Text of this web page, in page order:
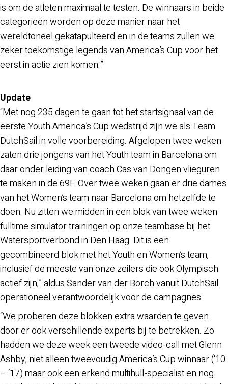
is om de atleten maximaal te testen. De winnaars in beide
categorieën worden op deze manier naar het
wereldtoneel gekatapulteerd en in de teams zullen we
zeker toekomstige legends van America’s Cup voor het
eerst in actie zien komen.”
Update
“Met nog 235 dagen te gaan tot het startsignaal van de
eerste Youth America’s Cup wedstrijd zijn we als Team
DutchSail in volle voorbereiding. Afgelopen twee weken
zaten drie jongens van het Youth team in Barcelona om
daar onder leiding van coach Cas van Dongen vlieguren
te maken in de 69F. Over twee weken gaan er drie dames
van het Women’s team naar Barcelona om hetzelfde te
doen. Nu zitten we midden in een blok van twee weken
fulltime simulator trainingen op onze teambase bij het
Watersportverbond in Den Haag. Dit is een
gecombineerd blok met het Youth en Women’s team,
inclusief de meeste van onze zeilers die ook Olympisch
actief zijn,” aldus Sander van der Borch vanuit DutchSail
operationeel verantwoordelijk voor de campagnes.
“We proberen deze blokken extra waarden te geven
door er ook verschillende experts bij te betrekken. Zo
hadden we deze week een tweede video-call met Glenn
Ashby, niet alleen tweevoudig America’s Cup winnaar (‘10
– ‘17) maar ook een erkend multihull-specialist en nog